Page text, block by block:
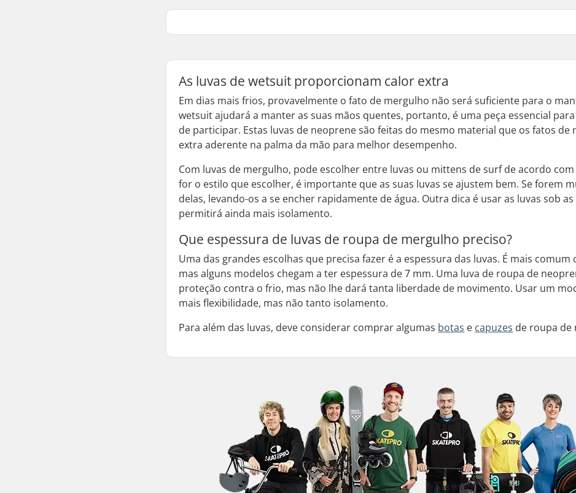
As luvas de wetsuit proporcionam calor extra
Em dias mais frios, provavelmente o fato de mergulho não será suficiente para o
wetsuit ajudará a manter as suas mãos quentes, portanto, é uma peça essencial
de participar. Estas luvas de neoprene são feitas do mesmo material que os fatos
extra aderente na palma da mão para melhor desempenho.
Com luvas de mergulho, pode escolher entre luvas ou mittens de surf de acordo
for o estilo que escolher, é importante que as suas luvas se ajustem bem. Se forem
delas, levando-os a se encher rapidamente de água. Outra dica é usar as luvas sob
permitirá ainda mais isolamento.
Que espessura de luvas de roupa de mergulho preciso?
Uma das grandes escolhas que precisa fazer é a espessura das luvas. É mais
mas alguns modelos chegam a ter espessura de 7 mm. Uma luva de roupa de
proteção contra o frio, mas não lhe dará tanta liberdade de movimento. Usar um
mais flexibilidade, mas não tanto isolamento.
Para além das luvas, deve considerar comprar algumas botas e capuzes de roupa de